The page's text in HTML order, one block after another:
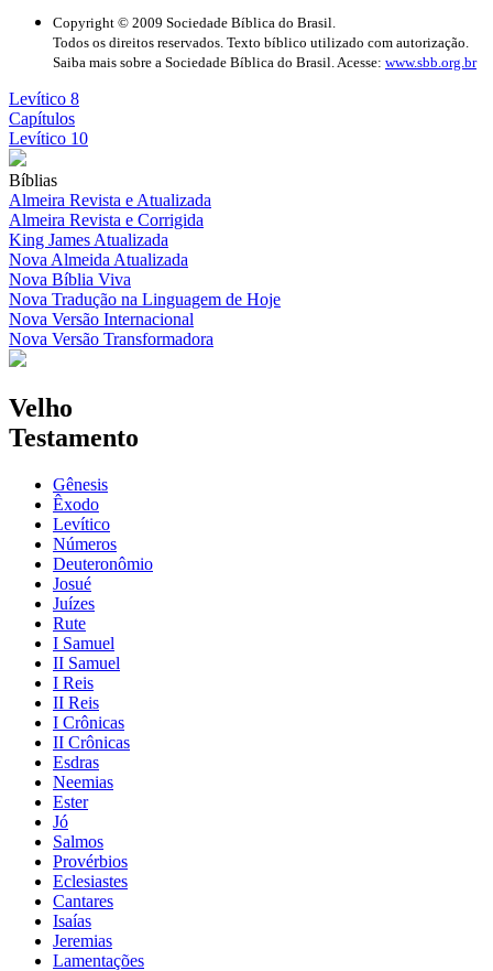
Copyright © 2009 Sociedade Bíblica do Brasil.
Todos os direitos reservados. Texto bíblico utilizado com autorização.
Saiba mais sobre a Sociedade Bíblica do Brasil. Acesse: www.sbb.org.br
Levítico 8
Capítulos
Levítico 10
Bíblias
Almeira Revista e Atualizada
Almeira Revista e Corrigida
King James Atualizada
Nova Almeida Atualizada
Nova Bíblia Viva
Nova Tradução na Linguagem de Hoje
Nova Versão Internacional
Nova Versão Transformadora
Velho
Testamento
Gênesis
Êxodo
Levítico
Números
Deuteronômio
Josué
Juízes
Rute
I Samuel
II Samuel
I Reis
II Reis
I Crônicas
II Crônicas
Esdras
Neemias
Ester
Jó
Salmos
Provérbios
Eclesiastes
Cantares
Isaías
Jeremias
Lamentações